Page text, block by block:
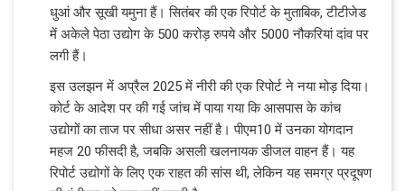
धुआं और सूखी यमुना हैं। सितंबर की एक रिपोर्ट के मुताबिक, टीटीजेड
में अकेले पेठा उद्योग के 500 करोड़ रुपये और 5000 नौकरियां दांव पर
लगी हैं।
इस उलझन में अप्रैल 2025 में नीरी की एक रिपोर्ट ने नया मोड़ दिया।
कोर्ट के आदेश पर की गई जांच में पाया गया कि आसपास के कांच
उद्योगों का ताज पर सीधा असर नहीं है। पीएम10 में उनका योगदान
महज 20 फीसदी है, जबकि असली खलनायक डीजल वाहन हैं। यह
रिपोर्ट उद्योगों के लिए एक राहत की सांस थी, लेकिन यह समग्र प्रदूषण